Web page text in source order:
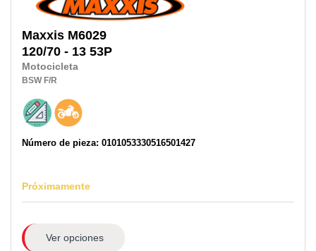
Maxxis M6029
120/70 - 13 53P
Motocicleta
BSW F/R
Número de pieza: 0101053330516501427
Próximamente
Ver opciones